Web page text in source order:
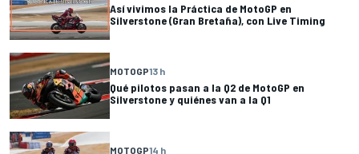
Así vivimos la Práctica de MotoGP en
Silverstone (Gran Bretaña), con Live Timing
MOTOGP13 h
Qué pilotos pasan a la Q2 de MotoGP en
Silverstone y quiénes van a la Q1
MOTOGP14 h